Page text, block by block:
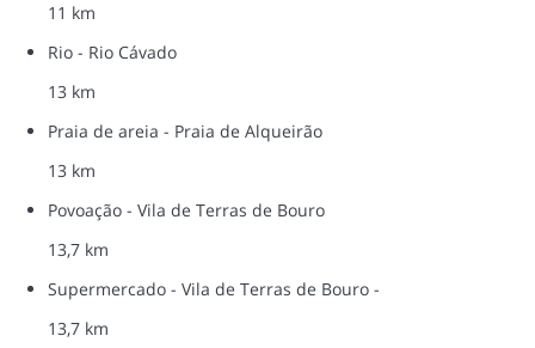
11 km
Rio - Rio Cávado
13 km
Praia de areia - Praia de Alqueirão
13 km
Povoação - Vila de Terras de Bouro
13,7 km
Supermercado - Vila de Terras de Bouro -
13,7 km